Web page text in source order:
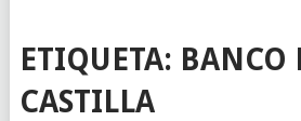
ETIQUETA: BANCO
CASTILLA